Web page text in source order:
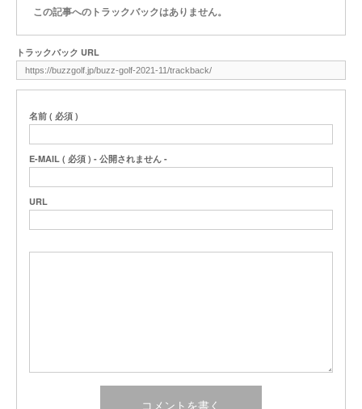
この記事へのトラックバックはありません。
トラックバック URL
名前 ( 必須 )
E-MAIL ( 必須 ) - 公開されません -
URL